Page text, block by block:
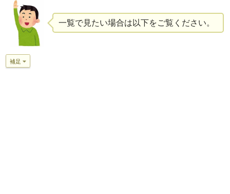
一覧で見たい場合は以下をご覧ください。
補足